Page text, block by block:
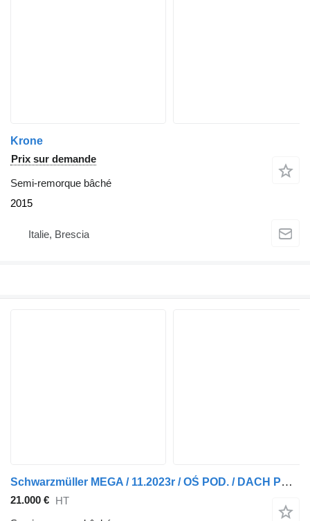
Krone
Prix sur demande
Semi-remorque bâché
2015
Italie, Brescia
Schwarzmüller MEGA / 11.2023r / OŚ POD. / DACH POD. / CODE XL / 1486
21.000 € HT